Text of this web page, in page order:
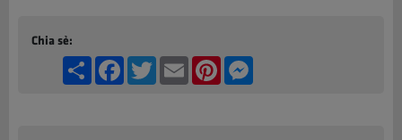
Chia sẻ:
Share Facebook
TwitterEmail Pinterest